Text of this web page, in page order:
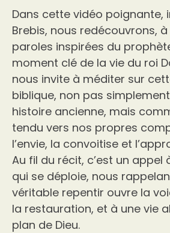
Dans cette vidéo poignante,
Brebis, nous redécouvrons,
paroles inspirées du
moment clé de la vie du roi
nous invite à méditer sur
biblique, non pas
histoire ancienne, mais
tendu vers nos propres
l’envie, la convoitise et
Au fil du récit, c’est un appel
qui se déploie, nous
véritable repentir ouvre la
la restauration, et à une vie
plan de Dieu.